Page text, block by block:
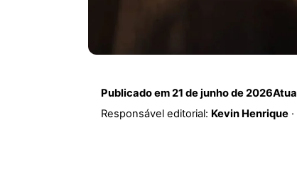
Publicado em21 de junho de 2026
Responsável editorial: Kevin Henrique·